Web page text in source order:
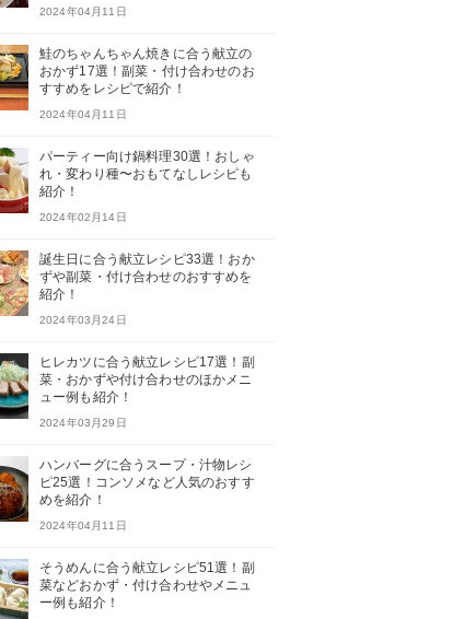
2024年04月11日
鮭のちゃんちゃん焼きに合う献立の
おかず17選！副菜・付け合わせのお
すすめをレシピで紹介！
2024年04月11日
パーティー向け鍋料理30選！おしゃ
れ・変わり種〜おもてなしレシピも
紹介！
2024年02月14日
誕生日に合う献立レシピ33選！おか
ずや副菜・付け合わせのおすすめを
紹介！
2024年03月24日
ヒレカツに合う献立レシピ17選！副
菜・おかずや付け合わせのほかメニ
ュー例も紹介！
2024年03月29日
ハンバーグに合うスープ・汁物レシ
ピ25選！コンソメなど人気のおすす
めを紹介！
2024年04月11日
そうめんに合う献立レシピ51選！副
菜などおかず・付け合わせやメニュ
ー例も紹介！